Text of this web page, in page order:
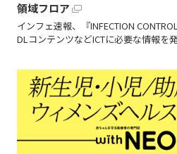
領域フロア
インフェ速報、『INFECTION
DLコンテンツなどICTに必要な情報を